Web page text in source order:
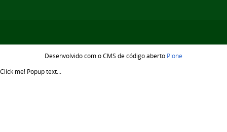
Desenvolvido com o CMS de código aberto Plone
Click me! Popup text...